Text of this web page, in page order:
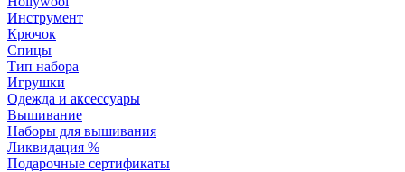
Инструмент
Крючок
Спицы
Тип набора
Игрушки
Одежда и аксессуары
Вышивание
Наборы для вышивания
Ликвидация %
Подарочные сертификаты